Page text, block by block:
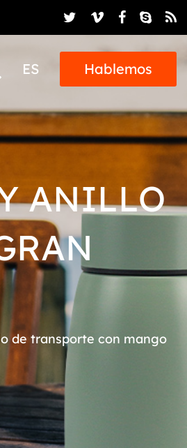
ES Hablemos
ANILLO
de transporte con mango